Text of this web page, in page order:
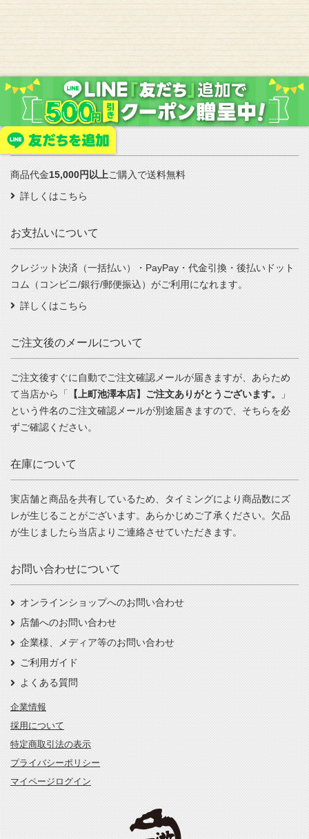
送料について
商品代金15,000円以上ご購入で送料無料
詳しくはこちら
お支払いについて
クレジット決済（一括払い）・PayPay・代金引換・後払いドット
コム（コンビニ/銀行/郵便振込）がご利用になれます。
詳しくはこちら
ご注文後のメールについて
ご注文後すぐに自動でご注文確認メールが届きますが、あらため
て当店から「【上町池澤本店】ご注文ありがとうございます。」
という件名のご注文確認メールが別途届きますので、そちらを必
ずご確認ください。
在庫について
実店舗と商品を共有しているため、タイミングにより商品数にズ
レが生じることがございます。あらかじめご了承ください。欠品
が生じましたら当店よりご連絡させていただきます。
お問い合わせについて
オンラインショップへのお問い合わせ
店舗へのお問い合わせ
企業様、メディア等のお問い合わせ
ご利用ガイド
よくある質問
企業情報
採用について
特定商取引法の表示
プライバシーポリシー
マイページログイン